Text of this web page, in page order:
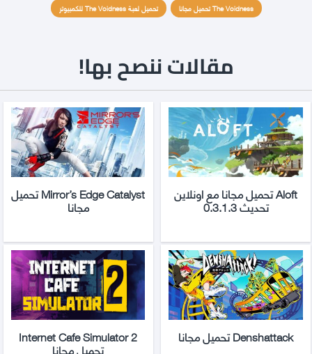
The Voidness تحميل مجانا
تحميل لعبة The Voidness للكمبيوتر
مقالات ننصح بها!
Aloft تحميل مجانا مع اونلاين
تحديث 0.3.1.3
Mirror’s Edge Catalyst تحميل
مجانا
Denshattack تحميل مجانا Internet Cafe Simulator 2
تحميل مجانا